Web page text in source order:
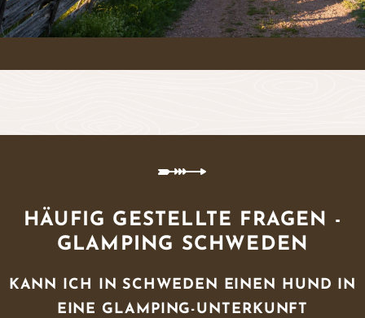
HÄUFIG GESTELLTE FRAGEN -
GLAMPING SCHWEDEN
KANN ICH IN SCHWEDEN EINEN HUND IN
EINE GLAMPING-UNTERKUNFT